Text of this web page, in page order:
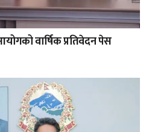
वार्षिक प्रतिवेदन पेस